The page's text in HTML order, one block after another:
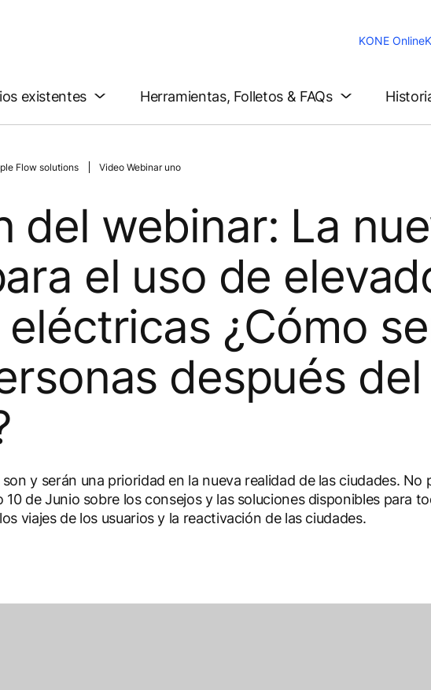
KONE Online
existentes Herramientas, Folletos & FAQs
Flow solutions Video Webinar uno
del webinar: La
el uso de
¿Cómo
después del
y serán una prioridad en la nueva realidad de las ciudades. No
10 de Junio sobre los consejos y las soluciones disponibles para
viajes de los usuarios y la reactivación de las ciudades.